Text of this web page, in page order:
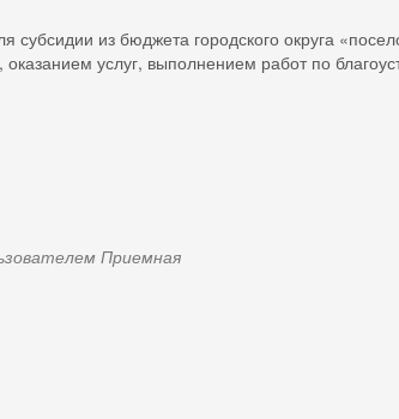
субсидии из бюджета городского округа
услуг, выполнением работ по
Приемная